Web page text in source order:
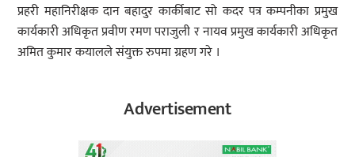
प्रहरी महानिरीक्षक दान बहादुर कार्कीबाट सो कदर पत्र कम्पनीका प्रमुख
कार्यकारी अधिकृत प्रवीण रमण पराजुली र नायव प्रमुख कार्यकारी अधिकृत
अमित कुमार कयालले संयुक्त रुपमा ग्रहण गरे ।
Advertisement